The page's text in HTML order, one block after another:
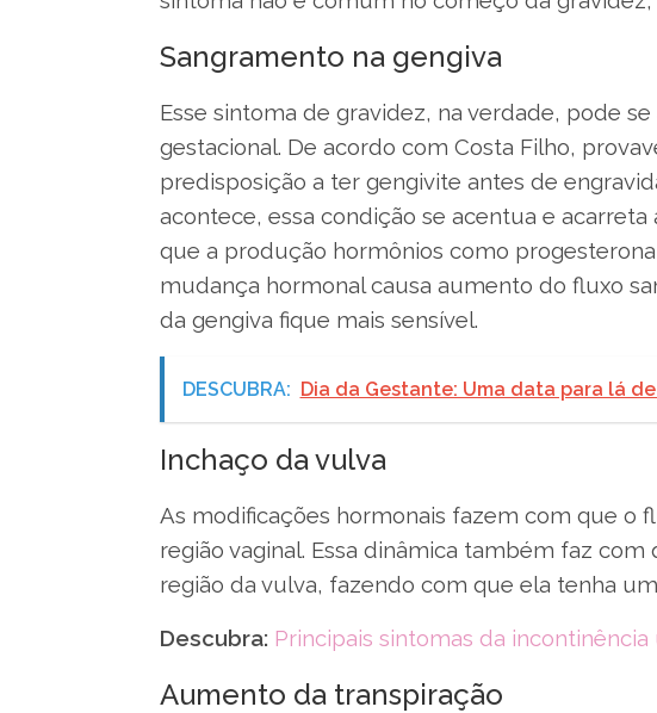
Sangramento na gengiva
Esse sintoma de gravidez, na verdade, pode
gestacional. De acordo com Costa Filho,
predisposição a ter gengivite antes de
acontece, essa condição se acentua e
que a produção hormônios como
mudança hormonal causa aumento do fluxo
da gengiva fique mais sensível.
DESCUBRA: Dia da Gestante: Uma data para lá
Inchaço da vulva
As modificações hormonais fazem com que o
região vaginal. Essa dinâmica também faz
região da vulva, fazendo com que ela tenha
Descubra: Principais sintomas da
Aumento da transpiração